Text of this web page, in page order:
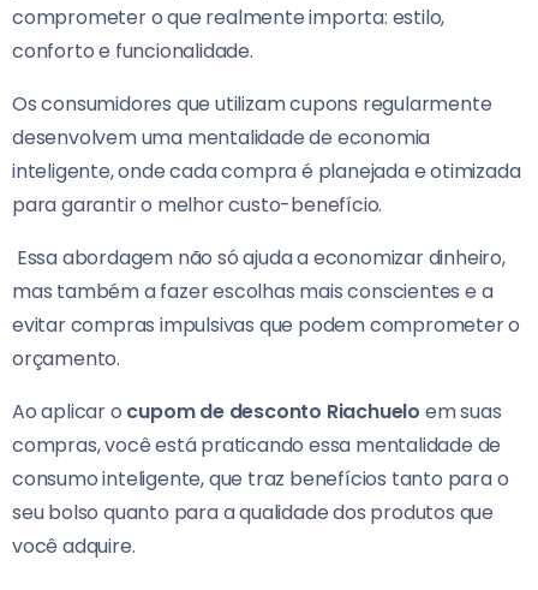
comprometer o que realmente importa: estilo,
conforto e funcionalidade.
Os consumidores que utilizam cupons regularmente
desenvolvem uma mentalidade de economia
inteligente, onde cada compra é planejada e otimizada
para garantir o melhor custo-benefício.
Essa abordagem não só ajuda a economizar dinheiro,
mas também a fazer escolhas mais conscientes e a
evitar compras impulsivas que podem comprometer o
orçamento.
Ao aplicar o cupom de desconto Riachuelo em suas
compras, você está praticando essa mentalidade de
consumo inteligente, que traz benefícios tanto para o
seu bolso quanto para a qualidade dos produtos que
você adquire.